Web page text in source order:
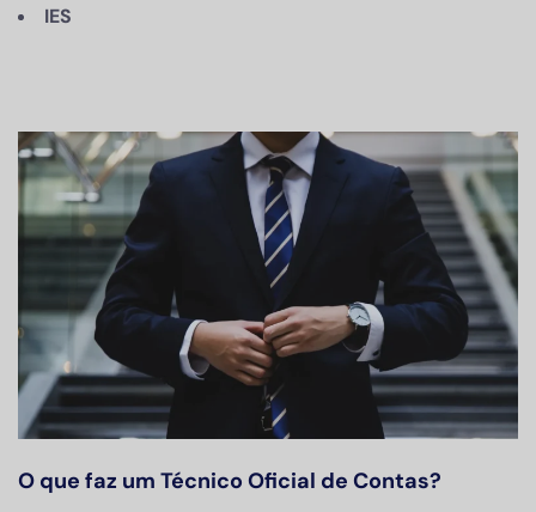
IES
O que faz um Técnico Oficial de Contas?